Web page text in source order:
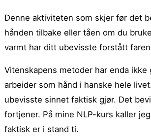
Denne aktiviteten som skjer før det
hånden tilbake eller tåen om du
varmt har ditt ubevisste forstått
Vitenskapens metoder har enda
arbeider som hånd i hanske hele
ubevisste sinnet faktisk gjør. Det
fortjener. På mine NLP-kurs kaller
faktisk er i stand ti.